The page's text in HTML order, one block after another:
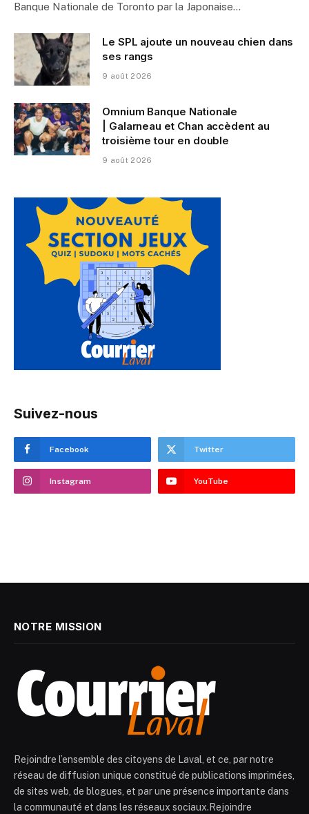
Banque Nationale de Toronto par la Japonaise…
Le SPL ajoute un nouveau chien dans
ses rangs
9 août 2026
Omnium Banque Nationale
| Galarneau et Chan accèdent au
troisième tour en double
9 août 2026
Suivez-nous
Facebook Twitter
Instagram YouTube
NOTRE MISSION
Rejoindre l’ensemble des citoyens de Laval, et ce, par notre
réseau de diffusion unique constitué de publications imprimées,
de sites web, de blogues, et par une présence importante dans
la communauté et dans les réseaux sociaux.Rejoindre